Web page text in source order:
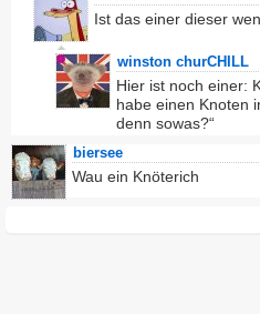
Ist das einer dieser
winston churCHILL
Hier ist noch einer:
habe einen Knoten
denn sowas?“
biersee
Wau ein Knöterich